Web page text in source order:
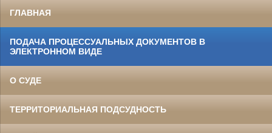
ГЛАВНАЯ
ПОДАЧА ПРОЦЕССУАЛЬНЫХ ДОКУМЕНТОВ В
ЭЛЕКТРОННОМ ВИДЕ
О СУДЕ
ТЕРРИТОРИАЛЬНАЯ ПОДСУДНОСТЬ